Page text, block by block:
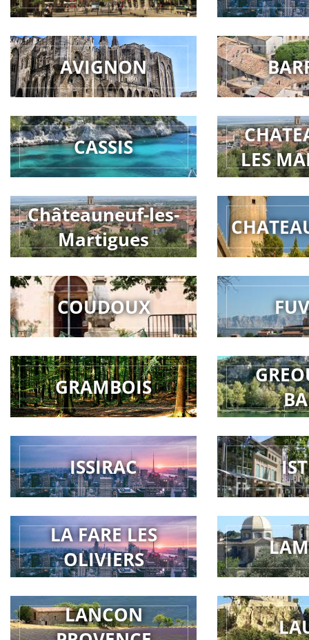
AVIGNON
CASSIS
LES
Châteauneuf-les-
Martigues
COUDOUX
GRAMBOIS
ISSIRAC
LA FARE LES
OLIVIERS
LANCON